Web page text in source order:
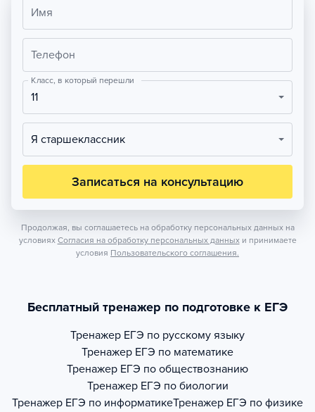
Имя
Телефон
Класс, в который перешли
11
Я старшеклассник
Записаться на консультацию
Продолжая, вы соглашаетесь на обработку персональных данных на
условиях Согласия на обработку персональных данных и принимаете
условия Пользовательского соглашения.
Бесплатный тренажер по подготовке к ЕГЭ
Тренажер ЕГЭ по русскому языку
Тренажер ЕГЭ по математике
Тренажер ЕГЭ по обществознанию
Тренажер ЕГЭ по биологии
Тренажер ЕГЭ по информатикеТренажер ЕГЭ по физике